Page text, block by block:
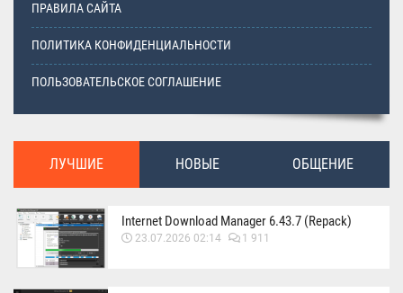
ПРАВИЛА САЙТА
ПОЛИТИКА КОНФИДЕНЦИАЛЬНОСТИ
ПОЛЬЗОВАТЕЛЬСКОЕ СОГЛАШЕНИЕ
ЛУЧШИЕ НОВЫЕ ОБЩЕНИЕ
Internet Download Manager 6.43.7 (Repack)
23.07.2026 02:14 1 911